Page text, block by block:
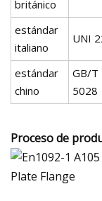
británico
estándar
italiano
UNI
estándar
chino
GB/T
5028
Proceso de